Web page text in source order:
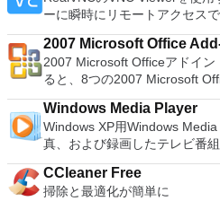
であることに注意してください
これは間違いなくWindowsの
ーよりも優れたオプションで
ストーラーを探している場合
Proを試してください。 これ
であることに注意してください
many innovative features,
adjustment tool int he Writer
converter, automatic spell
It also has some neat tools
document, and converting
support. Overall, WPS Office 2016 Free is a good alternative
to Microsoft's offering. The
processor; the Presentation
effective slide show maker
multimedia presentations;
both a flexible and a powerful
押すだけで、ゲームの現在の
限のメモリーカード：好きな
8MBから64MBまでの単一の物
した。 高解像度グラフィック
1080pまたは4K HDでゲーム
ゲームを高い精度でエミュレ
ーターを切り替えることがで
労し、時々フリーズまたはク
を使用するには、コンソール
BIOSが必要です。
を実行する必要がある場合。 Rufusは次の* ISOで動作しま
す：Arch Linux、Archbang、
Damn Small Linux、Fedora、
gNewSense、Hiren&#39;s
Kubuntu、Linux Mint、NT
OpenSUSE、Parted Magic、
Rescue Kit、Ubuntu、Ultimate
以降）、Windows Server
Windows 7、Windows 8。 *このリストは完全ではありませ
ア語、マレーシア語、セシュ
語、スペイン語、フランス語
主な機能は次のとおりです。 1台のPCで複数のオペレーティ
ングシステムを同時に実行し
題なしに、事前構成された製
ホストコンピューターと仮想
32ビットと64ビットの両方の
way Virtual SMPを活用します
とイメージを使用します。 ホ
ン間でデータを共有します。
レーティングシステムのサポート。 USB 2.0デバイス
ト。 起動時にアプライアンス
ームページインターフェイス
ーに瞬時にリモートアクセス
またはLinuxマシン、世界中の
使用すると、コンピューター
ンピューターの前に直接座っ
ードを制御したりできます。 VNC Viewerは、インストールと
使用が簡単です。制御したい
し、指示に従ってください。
モート展開に使用可能なMSI
トフォームにVNC Viewerをイ
は、スタンドアロンオプショ
主な機能は次のとおりです。
Connectを実行しているコンピュ
2007 Microsoft Office
PDF or XPS
2007 Microsoft Officeアドイ
ると、8つの2007 Microsoft
XPS形式にエクスポートして
すると、これらのプログラム
XPS形式の電子メール添付フ
ます（特定の機能はプログラ
ダウンロードは、次のOffice
Microsoft Office Access 2007。 Microsoft Office Excel 2007。
Microsoft Office InfoPath 2007。 Microsoft Office
Windows Media Player
Windows XP用Windows
真、および録画したテレビ番
適な機能を搭載しています。
めのポータブル デバイスとの
との共有も、すべて1か所で行えます。 シンプル
CCleaner Free
掃除と最適化が簡単に